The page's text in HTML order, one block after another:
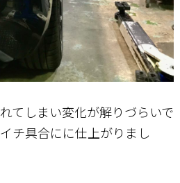
てしまい変化が解りづらいで
チ具合にに仕上がりまし